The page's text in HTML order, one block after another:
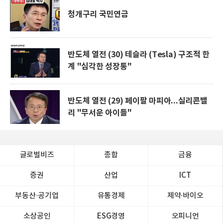
청개구리 국민연금
반도체 열전 (30) 테슬라 (Tesla) 구조적 한
계 "심각한 성장통"
반도체 열전 (29) 페이팔 마피아...실리콘밸
리 "무서운 아이들"
글로벌비즈 종합 금융
증권 산업 ICT
부동산·공기업 유통경제 제약∙바이오
소상공인 ESG경영 오피니언